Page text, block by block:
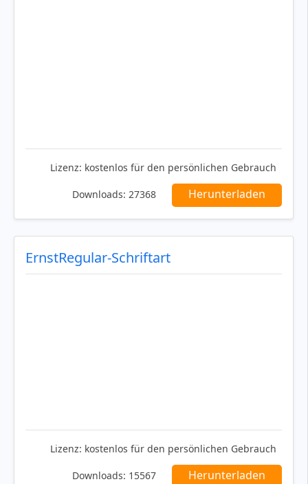
Lizenz: kostenlos für den persönlichen Gebrauch
Downloads: 27368 Herunterladen
ErnstRegular-Schriftart
Lizenz: kostenlos für den persönlichen Gebrauch
Downloads: 15567 Herunterladen